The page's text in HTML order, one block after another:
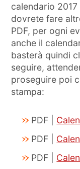
calendario
dovrete fare
PDF, per ogni
anche il
basterà quindi
seguire,
proseguire poi
stampa:
PDF |
PDF |
PDF |